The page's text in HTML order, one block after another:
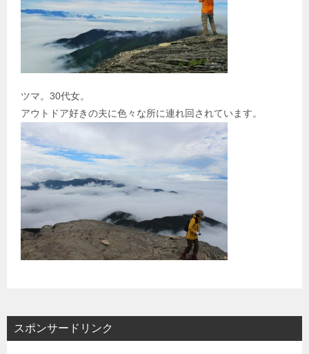
ツマ。30代女。
アウトドア好きの夫に色々な所に連れ回されています。
スポンサードリンク